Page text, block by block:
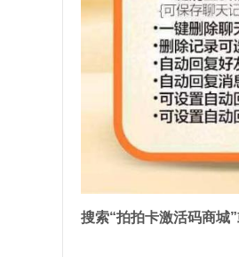
搜索“拍拍卡激活码商城